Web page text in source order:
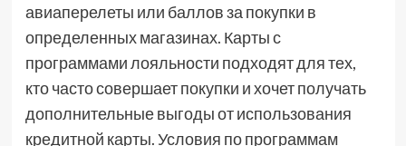
авиаперелеты или баллов за покупки в
определенных магазинах. Карты с
программами лояльности подходят для тех,
кто часто совершает покупки и хочет получать
дополнительные выгоды от использования
кредитной карты. Условия по программам